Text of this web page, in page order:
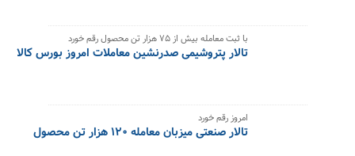
با ثبت معامله بیش از ۷۵ هزار تن محصول رقم خورد
تالار پتروشیمی صدرنشین معاملات امروز بورس کالا
امروز رقم خورد
تالار صنعتی میزبان معامله ۱۲۰ هزار تن محصول